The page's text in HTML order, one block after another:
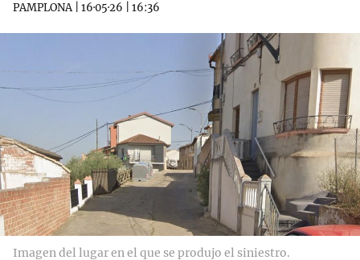
PAMPLONA| 16·05·26 16:36
Imagen del lugar en el que se produjo el siniestro.